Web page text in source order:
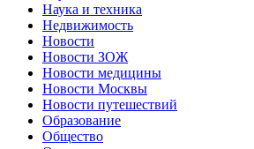
Наука и техника
Недвижимость
Новости
Новости ЗОЖ
Новости медицины
Новости Москвы
Новости путешествий
Образование
Общество